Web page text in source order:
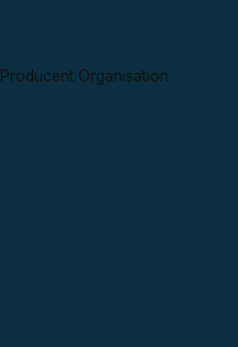
Organisation